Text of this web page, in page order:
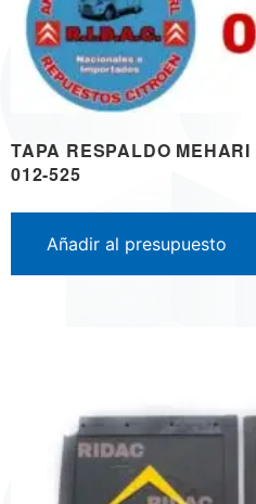
TAPA RESPALDO
012-525
Añadir al presupuesto